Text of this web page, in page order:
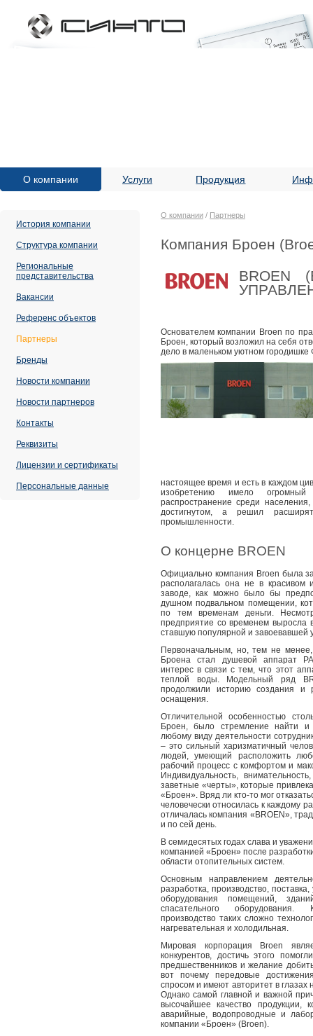
О компании Услуги Продукция
История компании
Структура компании
Региональные
представительства
Вакансии
Референс объектов
Партнеры
Бренды
Новости компании
Новости партнеров
Контакты
Реквизиты
Лицензии и сертификаты
Персональные данные
О компании / Партнеры
Компания Броен
Основателем компании Broen по
Броен, который возложил на себя
дело в маленьком уютном городишке
настоящее время и есть в каждом
изобретению имело
распространение среди
достигнутом, а решил
промышленности.
О концерне BROEN
Официально компания Broen была
располагалась она не в
заводе, как можно было бы
душном подвальном помещении,
по тем временам деньги.
предприятие со временем выросла
ставшую популярной и завоевавшей
Первоначальным, но, тем не
Броена стал душевой аппарат
интерес в связи с тем, что этот
теплой воды. Модельный ряд
продолжили историю создания и
оснащения.
Отличительной особенностью
Броен, было стремление найти и
любому виду деятельности
– это сильный харизматичный
людей, умеющий расположить
рабочий процесс с комфортом и
Индивидуальность,
заветные «черты», которые
«Броен». Вряд ли кто-то мог
человечески относилась к каждому
отличалась компания «BROEN»,
и по сей день.
В семидесятых годах слава и
компанией «Броен» после
области отопительных систем.
Основным направлением
разработка, производство,
оборудования помещений,
спасательного
производство таких сложно
нагревательная и холодильная.
Мировая корпорация Broen
конкурентов, достичь этого
предшественников и желание
вот почему передовые
спросом и имеют авторитет в глазах
Однако самой главной и важной
высочайшее качество продукции,
аварийные, водопроводные и
компании «Броен» (Broen).